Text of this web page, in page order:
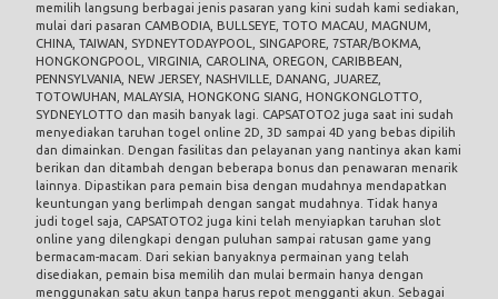
memilih langsung berbagai jenis pasaran yang kini sudah kami sediakan,
mulai dari pasaran CAMBODIA, BULLSEYE, TOTO MACAU, MAGNUM,
CHINA, TAIWAN, SYDNEYTODAYPOOL, SINGAPORE, 7STAR/BOKMA,
HONGKONGPOOL, VIRGINIA, CAROLINA, OREGON, CARIBBEAN,
PENNSYLVANIA, NEW JERSEY, NASHVILLE, DANANG, JUAREZ,
TOTOWUHAN, MALAYSIA, HONGKONG SIANG, HONGKONGLOTTO,
SYDNEYLOTTO dan masih banyak lagi. CAPSATOTO2 juga saat ini sudah
menyediakan taruhan togel online 2D, 3D sampai 4D yang bebas dipilih
dan dimainkan. Dengan fasilitas dan pelayanan yang nantinya akan kami
berikan dan ditambah dengan beberapa bonus dan penawaran menarik
lainnya. Dipastikan para pemain bisa dengan mudahnya mendapatkan
keuntungan yang berlimpah dengan sangat mudahnya. Tidak hanya
judi togel saja, CAPSATOTO2 juga kini telah menyiapkan taruhan slot
online yang dilengkapi dengan puluhan sampai ratusan game yang
bermacam-macam. Dari sekian banyaknya permainan yang telah
disediakan, pemain bisa memilih dan mulai bermain hanya dengan
menggunakan satu akun tanpa harus repot mengganti akun. Sebagai